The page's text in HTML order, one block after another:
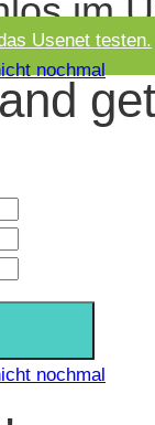
im
Usenet testen.
nochmal
nochmal